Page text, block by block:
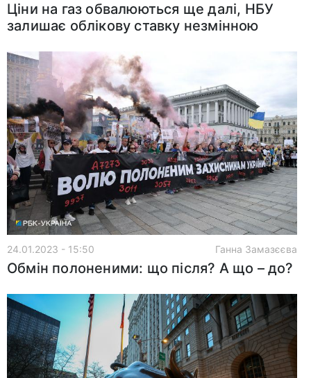
Ціни на газ обвалюються ще далі, НБУ
залишає облікову ставку незмінною
24.01.2023 - 15:50 Ганна Замазєєва
Обмін полоненими: що після? А що – до?